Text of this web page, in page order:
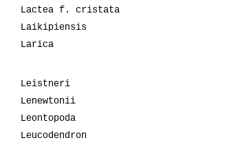
Lactea f. cristata
Laikipiensis
Larica
Leistneri
Lenewtonii
Leontopoda
Leucodendron